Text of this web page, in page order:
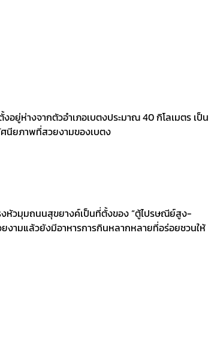
ยู่ห่างจากตัวอำเภอเบตงประมาณ 40 กิโลเมตร เป็น
นียภาพที่สวยงามของเบตง
หัวมุมถนนสุขยางค์เป็นที่ตั้งของ “ตู้ไปรษณีย์สูง-
งามแล้วยังมีอาหารการกินหลากหลายที่อร่อยชวนให้